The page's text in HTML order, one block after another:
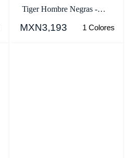
Tiger Hombre Negras -
SKU.8886418
MXN3,193 1 Colores